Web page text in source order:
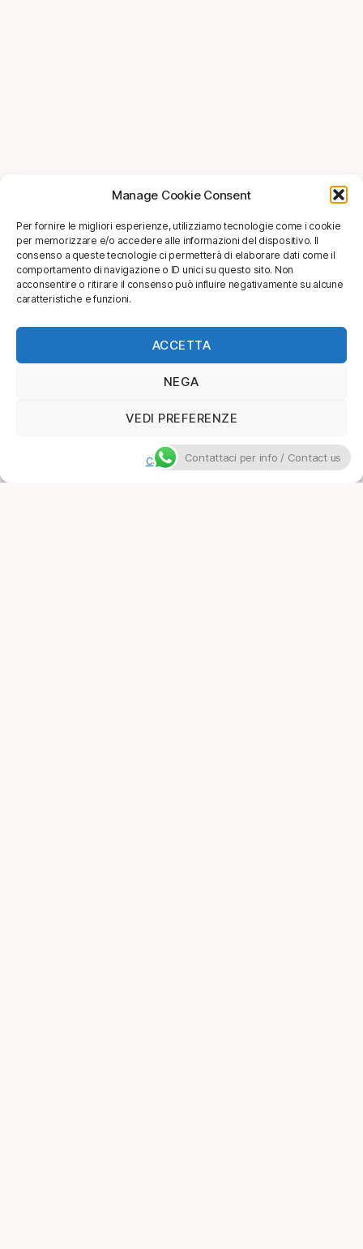
Manage Cookie Consent
Per fornire le migliori esperienze, utilizziamo tecnologie come i cookie
per memorizzare e/o accedere alle informazioni del dispositivo. Il
consenso a queste tecnologie ci permetterà di elaborare dati come il
comportamento di navigazione o ID unici su questo sito. Non
acconsentire o ritirare il consenso può influire negativamente su alcune
caratteristiche e funzioni.
ACCETTA
NEGA
VEDI PREFERENZE
Cookie PolicyContattaci per info / Contact us